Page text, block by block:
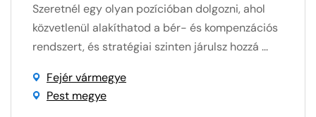
Szeretnél egy olyan pozícióban dolgozni, ahol
közvetlenül alakíthatod a bér- és kompenzációs
rendszert, és stratégiai szinten járulsz hozzá ...
Fejér vármegye
Pest megye